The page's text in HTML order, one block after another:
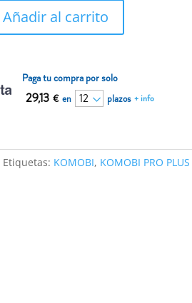
Añadir al carrito
Paga tu compra por solo
29,13 € en plazos + info
Etiquetas: KOMOBI, KOMOBI PRO PLUS